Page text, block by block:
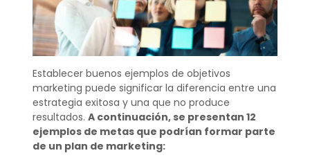
Establecer buenos ejemplos de objetivos
marketing puede significar la diferencia entre una
estrategia exitosa y una que no produce
resultados. A continuación, se presentan 12
ejemplos de metas que podrían formar parte
de un plan de marketing: